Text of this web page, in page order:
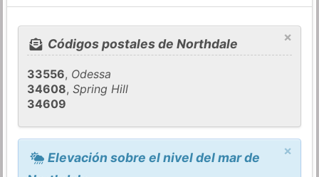
×
Códigos postales de Northdale
33556, Odessa
34608,Spring Hill
34609
×
Elevación sobre el nivel del mar de